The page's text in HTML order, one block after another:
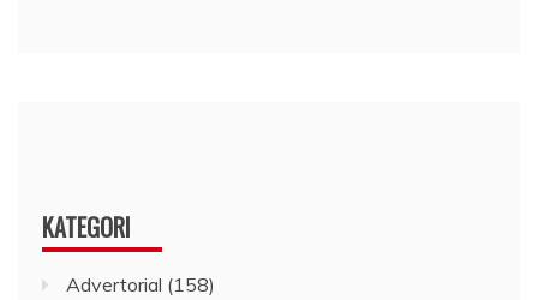
KATEGORI
Advertorial (158)